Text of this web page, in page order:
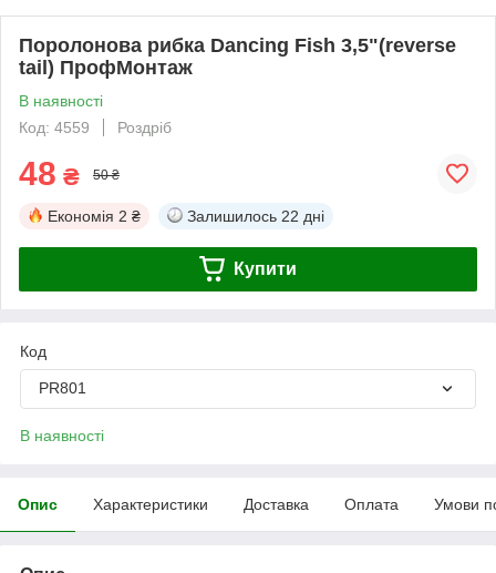
Поролонова рибка Dancing Fish 3,5"(reverse
tail) ПрофМонтаж
В наявності
Код: 4559
Роздріб
48 ₴ 50 ₴
Економія 2 ₴ Залишилось 22 дні
Купити
Код
PR801
В наявності
Опис Характеристики Доставка Оплата Умови